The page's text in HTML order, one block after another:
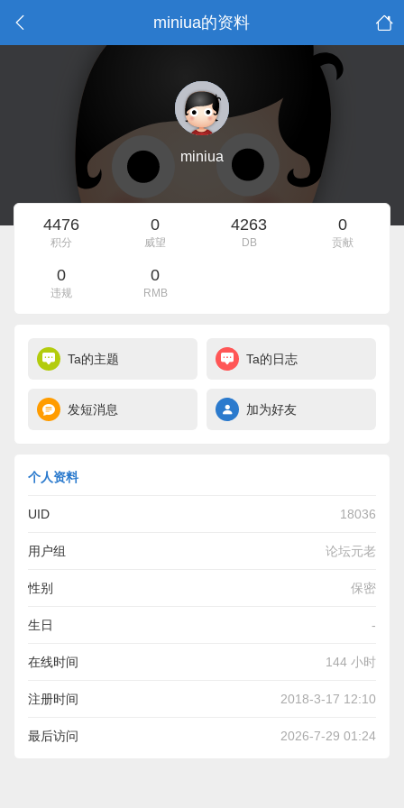
miniua的资料
miniua
4476
积分
0
威望
4263
DB
0
贡献
0
违规
0
RMB
Ta的主题 Ta的日志
发短消息 加为好友
个人资料
UID 18036
用户组 论坛元老
性别 保密
生日 -
在线时间 144 小时
注册时间 2018-3-17 12:10
最后访问 2026-7-29 01:24